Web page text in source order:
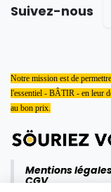
Suivez-nous
Notre mission est de
l'essentiel - BÂTIR - en leur
au bon prix.
Mentions
CGV